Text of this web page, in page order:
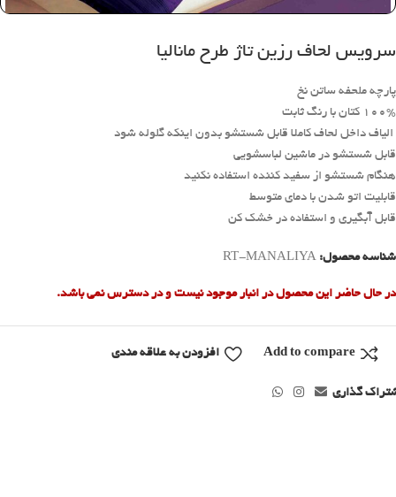
سرویس لحاف رزین تاژ طرح مانالیا
پارچه ملحفه ساتن نخ
100% کتان با رنگ ثابت
الیاف داخل لحاف کاملا قابل شستشو بدون اینکه گلوله شود
قابل شستشو در ماشین لباسشویی
هنگام شستشو از سفید کننده استفاده نکنید
قابلیت اتو شدن با دمای متوسط
قابل آبگیری و استفاده در خشک کن
شناسه محصول: RT-MANALIYA
در حال حاضر این محصول در انبار موجود نیست و در دسترس نمی باشد.
Add to compare افزودن به علاقه مندی
گذاری